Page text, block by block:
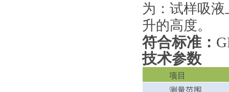
为：试样吸
升的高度。
符合标准 ：
技术参数
项目